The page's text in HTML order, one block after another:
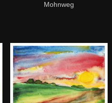
Mohnweg